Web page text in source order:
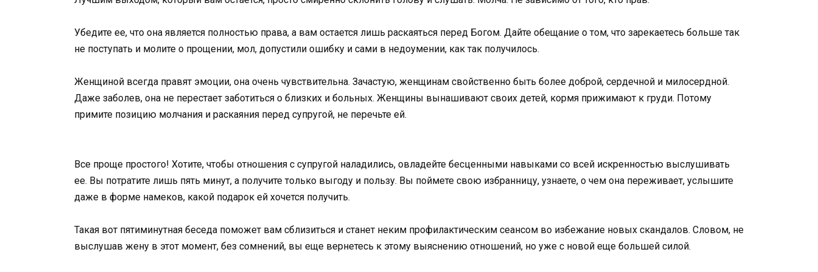
Убедите ее, что она является полностью права, а вам остается лишь раскаяться перед Богом. Дайте обещание о том, что зарекаетесь больше так
не поступать и молите о прощении, мол, допустили ошибку и сами в недоумении, как так получилось.
Женщиной всегда правят эмоции, она очень чувствительна. Зачастую, женщинам свойственно быть более доброй, сердечной и милосердной.
Даже заболев, она не перестает заботиться о близких и больных. Женщины вынашивают своих детей, кормя прижимают к груди. Потому
примите позицию молчания и раскаяния перед супругой, не перечьте ей.
Все проще простого! Хотите, чтобы отношения с супругой наладились, овладейте бесценными навыками со всей искренностью выслушивать
ее. Вы потратите лишь пять минут, а получите только выгоду и пользу. Вы поймете свою избранницу, узнаете, о чем она переживает, услышите
даже в форме намеков, какой подарок ей хочется получить.
Такая вот пятиминутная беседа поможет вам сблизиться и станет неким профилактическим сеансом во избежание новых скандалов. Словом, не
выслушав жену в этот момент, без сомнений, вы еще вернетесь к этому выяснению отношений, но уже с новой еще большей силой.